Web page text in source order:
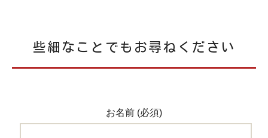
些細なことでもお尋ねください
お名前 (必須)